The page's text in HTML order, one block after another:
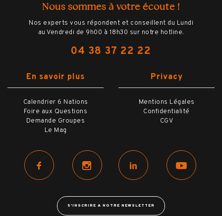
distance
VILLE
Nous sommes à votre écoute !
Nos experts vous répondent et conseillent du Lundi
au Vendredi de 9h00 à 18h30 sur notre hotline.
04 38 37 22 22
En savoir plus
Calendrier 6 Nations
Foire aux Questions
Demande Groupes
Le Mag
Privacy
Mentions Légales
Confidentialité
CGV
S'INSCRIRE A NOTRE NEWSLETTER